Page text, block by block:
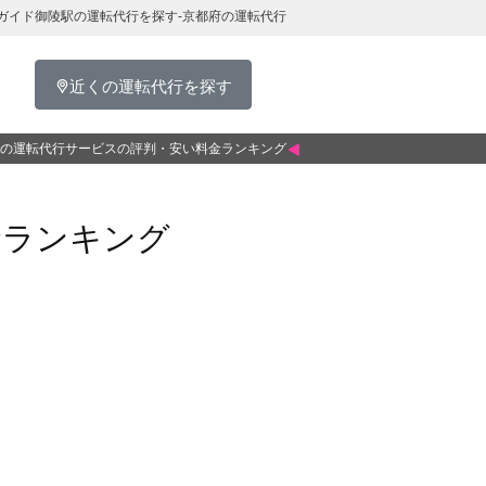
ド御陵駅の運転代行を探す-京都府の運転代行
近くの運転代行を探す
運転代行サービスの評判・安い料金ランキング
ンキング